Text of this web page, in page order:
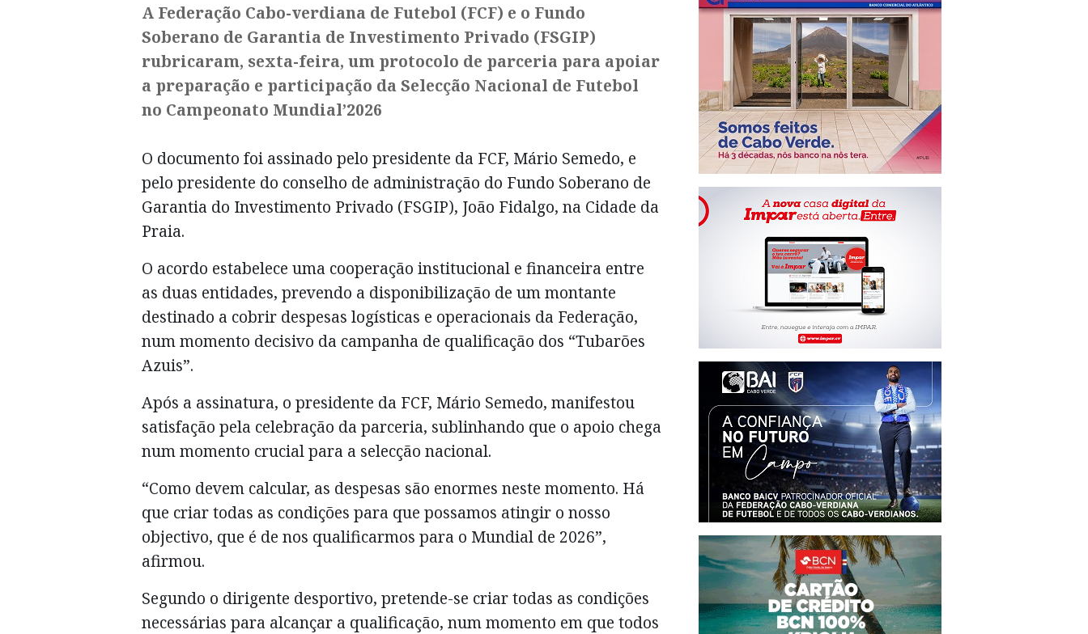
A Federação Cabo-verdiana de Futebol (FCF) e o Fundo
Soberano de Garantia de Investimento Privado (FSGIP)
rubricaram, sexta-feira, um protocolo de parceria para apoiar
a preparação e participação da Selecção Nacional de Futebol
no Campeonato Mundial’2026
O documento foi assinado pelo presidente da FCF, Mário Semedo, e
pelo presidente do conselho de administração do Fundo Soberano de
Garantia do Investimento Privado (FSGIP), João Fidalgo, na Cidade da
Praia.
O acordo estabelece uma cooperação institucional e financeira entre
as duas entidades, prevendo a disponibilização de um montante
destinado a cobrir despesas logísticas e operacionais da Federação,
num momento decisivo da campanha de qualificação dos “Tubarões
Azuis”.
Após a assinatura, o presidente da FCF, Mário Semedo, manifestou
satisfação pela celebração da parceria, sublinhando que o apoio chega
num momento crucial para a selecção nacional.
“Como devem calcular, as despesas são enormes neste momento. Há
que criar todas as condições para que possamos atingir o nosso
objectivo, que é de nos qualificarmos para o Mundial de 2026”,
afirmou.
Segundo o dirigente desportivo, pretende-se criar todas as condições
necessárias para alcançar a qualificação, num momento em que todos